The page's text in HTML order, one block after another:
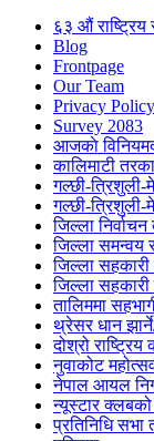
६३ औं
Blog
Frontpage
Our Team
Privacy Policy
Survey 2083
आजकाे
कालिमाटी
गल्छी-
गल्छी-
जिल्ला
जिल्ला समन्वय
जिल्ला
जिल्ला
तालिममा
थ्रेसर धान
दोश्रो
नुवाकोट
नेपाल आयल
न्यूस्टार
प्रतिनिधि